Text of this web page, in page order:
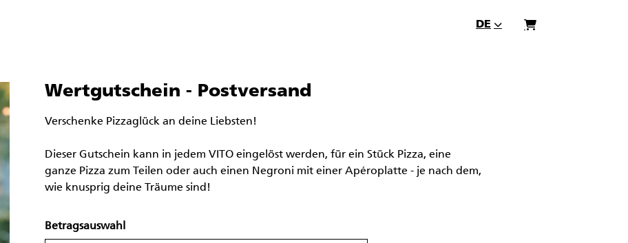
DE
Warenkorb
Wertgutschein - Postversand
Verschenke Pizzaglück an deine Liebsten!
Dieser Gutschein kann in jedem VITO eingelöst werden, für ein Stück Pizza, eine
ganze Pizza zum Teilen oder auch einen Negroni mit einer Apéroplatte - je nach dem,
wie knusprig deine Träume sind!
Betragsauswahl